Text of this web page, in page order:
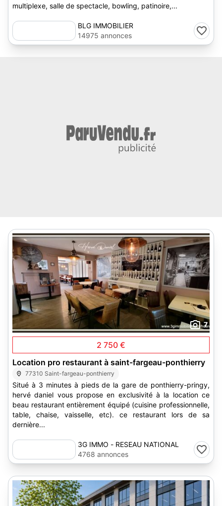
multiplexe, salle de spectacle, bowling, patinoire,...
BLG IMMOBILIER
14975 annonces
7
2 750 €
Location pro restaurant à saint-fargeau-ponthierry
77310 Saint-fargeau-ponthierry
Situé à 3 minutes à pieds de la gare de ponthierry-pringy,
hervé daniel vous propose en exclusivité à la location ce
beau restaurant entièrement équipé (cuisine professionnelle,
table, chaise, vaisselle, etc). ce restaurant lors de sa
dernière...
3G IMMO - RESEAU NATIONAL
4768 annonces